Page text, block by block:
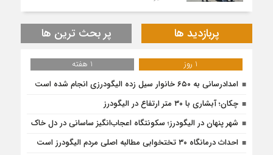
پربازدید ها پر بحث ترین ها
1 روز
1 هفته
امدادرسانی به ۶۵۰ خانوار سیل زده الیگودرزی انجام شده است
چکان؛ آبشاری با ۳۰ متر ارتفاع در الیگودرز
شهر پنهان در الیگودرز؛ سکونتگاه اعجاب‌انگیز ساسانی در دل خاک
احداث درمانگاه ۳۰ تختخوابی مطالبه اصلی مردم الیگودرز است